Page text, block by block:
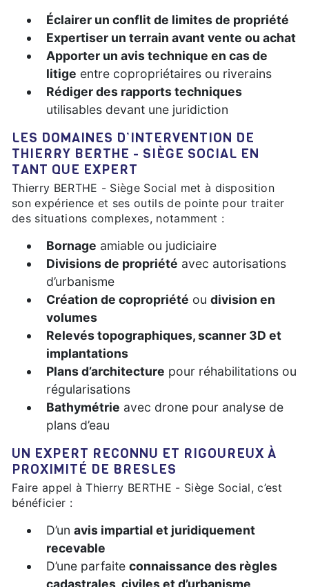
Éclairer un conflit de limites de propriété
Expertiser un terrain avant vente ou achat
Apporter un avis technique en cas de
litige entre copropriétaires ou riverains
Rédiger des rapports techniques
utilisables devant une juridiction
LES DOMAINES D’INTERVENTION DE
THIERRY BERTHE - SIÈGE SOCIAL EN
TANT QUE EXPERT
Thierry BERTHE - Siège Social met à disposition
son expérience et ses outils de pointe pour traiter
des situations complexes, notamment :
Bornage amiable ou judiciaire
Divisions de propriété avec autorisations
d’urbanisme
Création de copropriété ou division en
volumes
Relevés topographiques, scanner 3D et
implantations
Plans d’architecture pour réhabilitations ou
régularisations
Bathymétrie avec drone pour analyse de
plans d’eau
UN EXPERT RECONNU ET RIGOUREUX À
PROXIMITÉ DE BRESLES
Faire appel à Thierry BERTHE - Siège Social, c’est
bénéficier :
D’un avis impartial et juridiquement
recevable
D’une parfaite connaissance des règles
cadastrales, civiles et d’urbanisme